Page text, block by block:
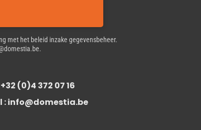
met het beleid inzake gegevensbeheer.
(0)4 372 07 16
: info@domestia.be